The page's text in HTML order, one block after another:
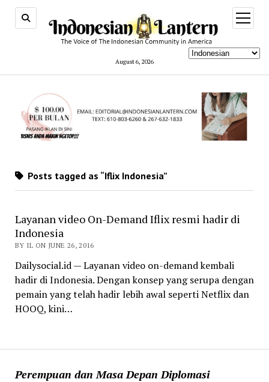
August 6, 2026
open
menu
Perempuan dan Masa Depan Diplomasi
Posts tagged as “Iflix Indonesia”
Layanan video On-Demand Iflix resmi hadir di
Indonesia
BY IL ON JUNE 26, 2016
Dailysocial.id — Layanan video on-demand kembali
hadir di Indonesia. Dengan konsep yang serupa dengan
pemain yang telah hadir lebih awal seperti Netflix dan
HOOQ, kini…